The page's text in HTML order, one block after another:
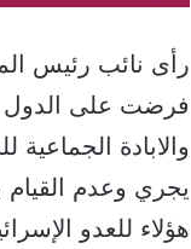
رأى نائب رئيس
فرضت على الدول
والابادة
يجري وعدم
هؤلاء للعدو